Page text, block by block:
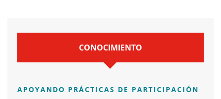
CONOCIMIENTO
APOYANDO PRÁCTICAS DE PARTICIPACIÓN